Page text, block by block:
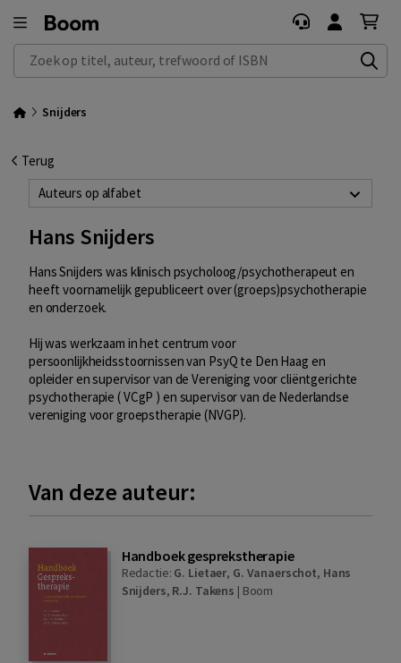
Zoek op titel, auteur, trefwoord of ISBN
Snijders
Terug
Auteurs op alfabet
Hans Snijders
Hans Snijders was klinisch psycholoog/psychotherapeut en
heeft voornamelijk gepubliceert over (groeps)psychotherapie
en onderzoek.
Hij was werkzaam in het centrum voor
persoonlijkheidsstoornissen van PsyQ te Den Haag en
opleider en supervisor van de Vereniging voor cliëntgerichte
psychotherapie ( VCgP ) en supervisor van de Nederlandse
vereniging voor groepstherapie (NVGP).
Van deze auteur:
Handboek gesprekstherapie
Redactie: G. Lietaer, G. Vanaerschot, Hans
Snijders, R.J. Takens | Boom